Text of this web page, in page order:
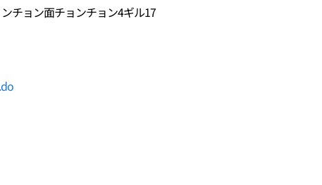
チョン面チョンチョン4ギル17